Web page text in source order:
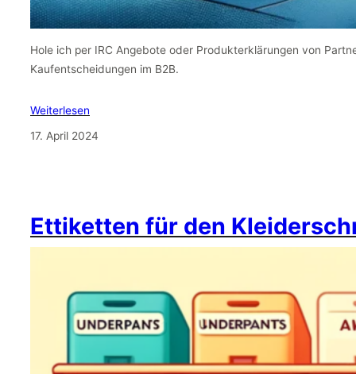
Hole ich per IRC Angebote oder Produkterklärungen von
Kaufentscheidungen im B2B.
Weiterlesen
17. April 2024
Ettiketten für den